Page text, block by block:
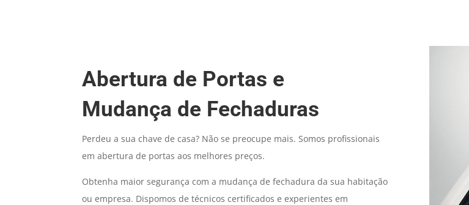
Abertura de Portas e
Mudança de Fechaduras
Perdeu a sua chave de casa? Não se preocupe mais. Somos profissionais
em abertura de portas aos melhores preços.
Obtenha maior segurança com a mudança de fechadura da sua habitação
ou empresa. Dispomos de técnicos certificados e experientes em